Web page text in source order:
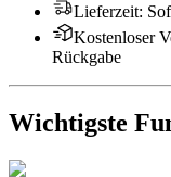
Lieferzeit:
Kostenloser
Rückgabe
Wichtigste